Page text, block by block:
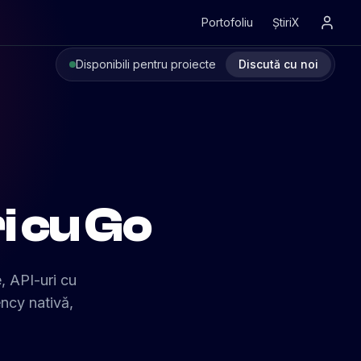
Portofoliu ȘtiriX
Disponibili pentru proiecte Discută cu noi
Go
API-uri cu
nativă,